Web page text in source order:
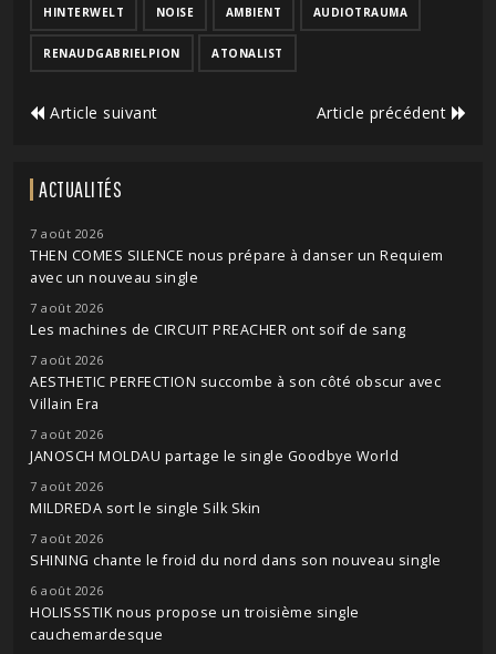
HINTERWELT NOISE AMBIENT AUDIOTRAUMA
RENAUDGABRIELPION ATONALIST
Article suivant Article précédent
ACTUALITÉS
7 août 2026
THEN COMES SILENCE nous prépare à danser un Requiem
avec un nouveau single
7 août 2026
Les machines de CIRCUIT PREACHER ont soif de sang
7 août 2026
AESTHETIC PERFECTION succombe à son côté obscur avec
Villain Era
7 août 2026
JANOSCH MOLDAU partage le single Goodbye World
7 août 2026
MILDREDA sort le single Silk Skin
7 août 2026
SHINING chante le froid du nord dans son nouveau single
6 août 2026
HOLISSSTIK nous propose un troisième single
cauchemardesque